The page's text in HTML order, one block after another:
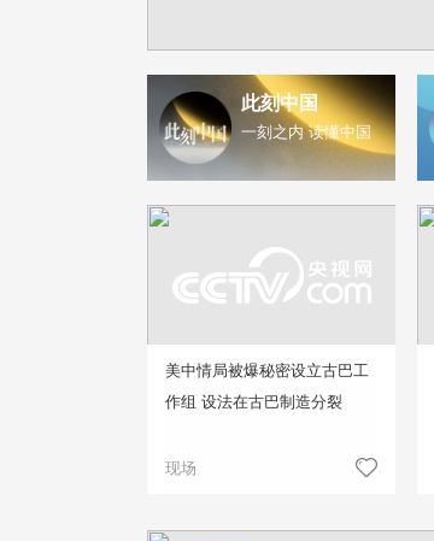
此刻中国
一刻之内 读懂中国
美中情局被爆秘密设立古巴工
作组 设法在古巴制造分裂
现场